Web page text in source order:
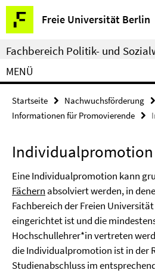
Springe
direkt
zu
Inhalt
Freie Universität Berlin
Service-
Navigation
Fachbereich Politik- und
MENÜ
Startseite Nachwuchsförderung
Informationen für Promovierende
Individualpromotion
Eine Individualpromotion kann
Fächern absolviert werden, in
Fachbereich der Freien
eingerichtet ist und die
Hochschullehrer*in vertreten
die Individualpromotion ist in der
Studienabschluss im